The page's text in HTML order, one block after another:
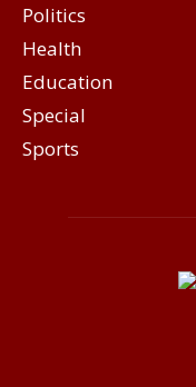
Politics
Health
Education
Special
Sports